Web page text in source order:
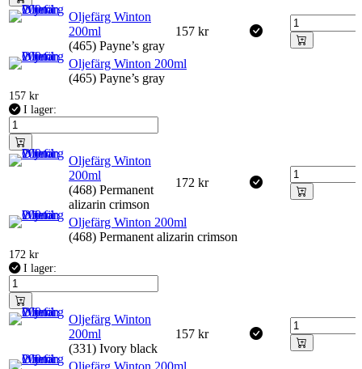
Oljefärg Winton
200ml
(465) Payne’s gray
157 kr
Oljefärg Winton 200ml
(465) Payne’s gray
157 kr
I lager:
Oljefärg Winton
200ml
(468) Permanent
alizarin crimson
172 kr
Oljefärg Winton 200ml
(468) Permanent alizarin crimson
172 kr
I lager:
Oljefärg Winton
200ml
(331) Ivory black
157 kr